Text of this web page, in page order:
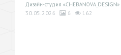
Дизайн-студия «CHEBANOVA_DESIGN»
30.05.2026 6 162